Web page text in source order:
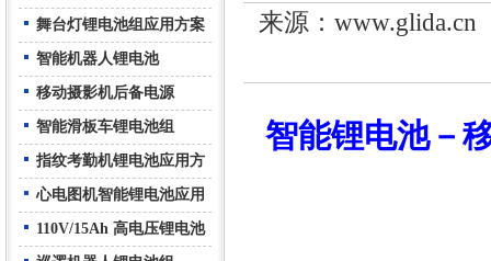
用方案
舞台灯锂电池组应用方案
智能机器人锂电池
移动摄影机后备电源
智能滑板车锂电池组
指纹考勤机锂电池应用方
案
心电图机智能锂电池应用
方案
110V/15Ah 高电压锂电池
来源：
智能锂电池－